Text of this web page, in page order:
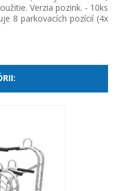
Verzia pozink. - 10ks
8 parkovacích pozícií (4x